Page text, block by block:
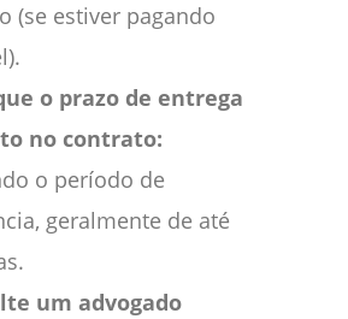
(se estiver pagando
o prazo de entrega
no contrato:
o período de
geralmente de até
um advogado